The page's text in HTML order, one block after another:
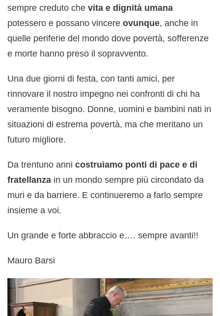
sempre creduto che vita e dignità umana
potessero e possano vincere ovunque, anche in
quelle periferie del mondo dove povertà, sofferenze
e morte hanno preso il sopravvento.
Una due giorni di festa, con tanti amici, per
rinnovare il nostro impegno nei confronti di chi ha
veramente bisogno. Donne, uomini e bambini nati in
situazioni di estrema povertà, ma che meritano un
futuro migliore.
Da trentuno anni costruiamo ponti di pace e di
fratellanza in un mondo sempre più circondato da
muri e da barriere. E continueremo a farlo sempre
insieme a voi.
Un grande e forte abbraccio e…. sempre avanti!!
Mauro Barsi